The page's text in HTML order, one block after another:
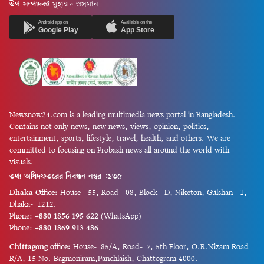
বিশ্বকপে ফ্রান্সকে আবারও অন্যতম
হট ফেভারিট বলা মোটেও
অতিরঞ্জন নয়।কোচ দিদিয়ে
দেশমের শিষ্যরা এখন এমন এক
আক্রান্ত, অর্থনৈতিকভাবে ধসে পড়া
সংকটাপন্ন বাংলাদেশকে গণতান্ত্রিক
উপ-সম্পাদকঃ মুহাম্মদ ওসমান
Android app on
Google Play
Available on the
App Store
Newsnow24.com is a leading multimedia news portal in Bangladesh.
Contains not only news, new news, views, opinion, politics,
entertainment, sports, lifestyle, travel, health, and others. We are
committed to focusing on Probash news all around the world with
visuals.
তথ্য অধিদফতরের নিবন্ধন নম্বর :১৩৫
Dhaka Office: House-55, Road-08, Block-D, Niketon, Gulshan-1,
Dhaka-1212.
Phone: +880 1856 195 622 (WhatsApp)
Phone: +880 1869 913 486
Chittagong office: House-85/A, Road-7, 5th Floor, O.R.Nizam Road
R/A, 15 No. Bagmoniram,Panchlaish, Chattogram 4000.